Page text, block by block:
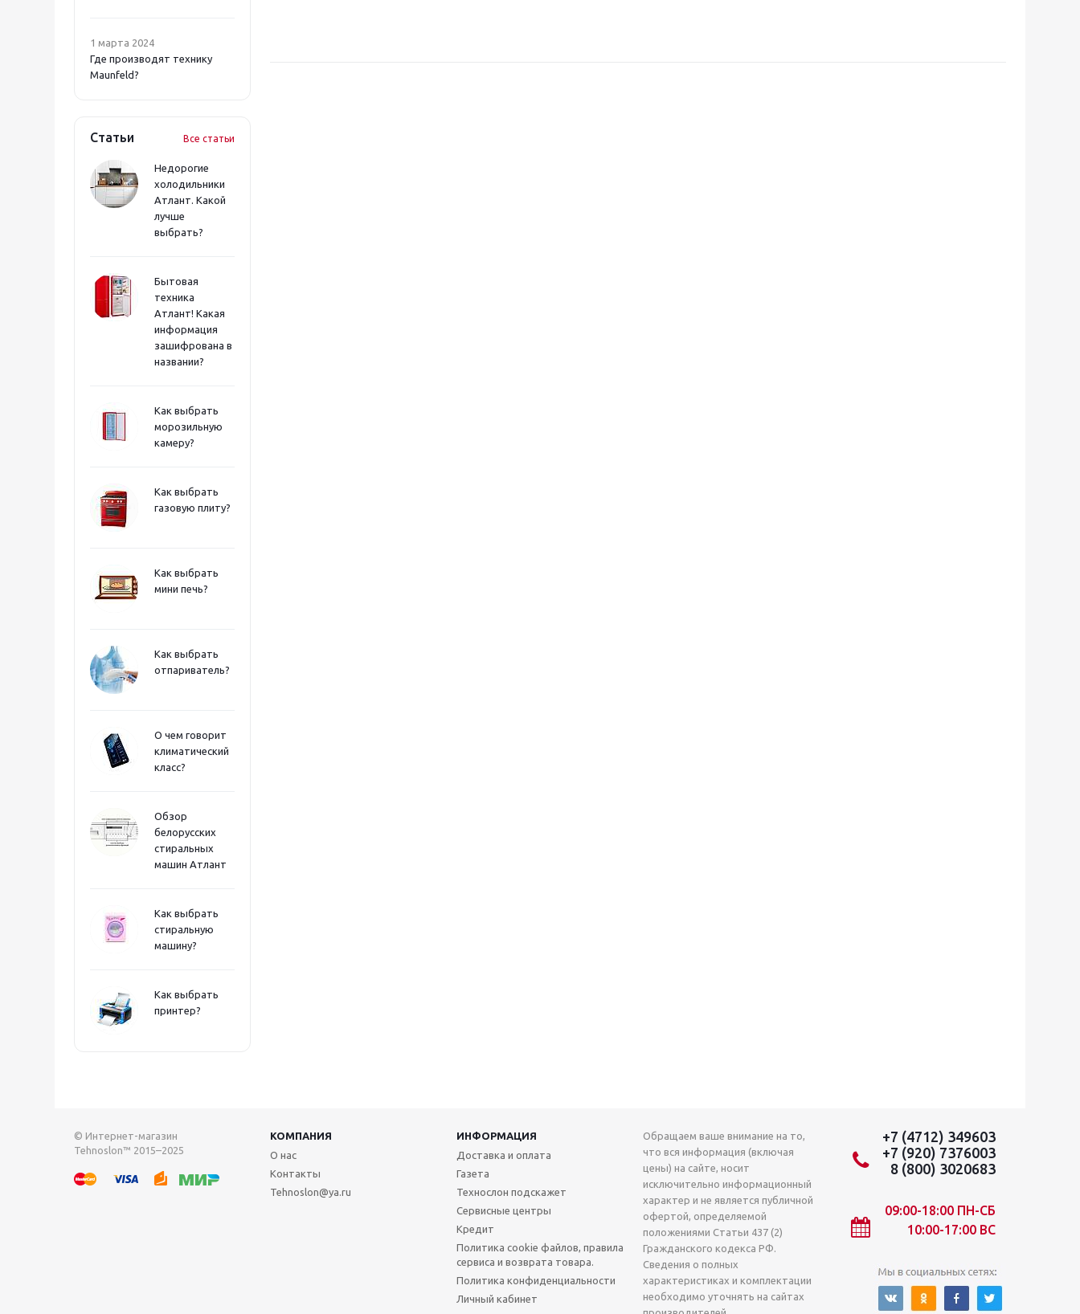
1 марта 2024
Где производят технику
Maunfeld?
Статьи Все статьи
Недорогие
холодильники
Атлант. Какой
лучше
выбрать?
Бытовая
техника
Атлант! Какая
информация
зашифрована в
названии?
Как выбрать
морозильную
камеру?
Как выбрать
газовую плиту?
Как выбрать
мини печь?
Как выбрать
отпариватель?
О чем говорит
климатический
класс?
Обзор
белорусских
стиральных
машин Атлант
Как выбрать
стиральную
машину?
Как выбрать
принтер?
© Интернет-магазин
Tehnoslon™ 2015–2025
КОМПАНИЯ
ИНФОРМАЦИЯ
О нас
Контакты
Tehnoslon@ya.ru
Доставка и оплата
Газета
Технослон подскажет
Сервисные центры
Кредит
Политика cookie файлов, правила
сервиса и возврата товара.
Политика конфиденциальности
Личный кабинет
Обращаем ваше внимание на то,
что вся информация (включая
цены) на сайте, носит
исключительно информационный
характер и не является публичной
офертой, определяемой
положениями Статьи 437 (2)
Гражданского кодекса РФ.
Сведения о полных
характеристиках и комплектации
необходимо уточнять на сайтах
+7 (4712) 349603
+7 (920) 7376003
8 (800) 3020683
09:00-18:00 ПН-СБ
10:00-17:00 ВС